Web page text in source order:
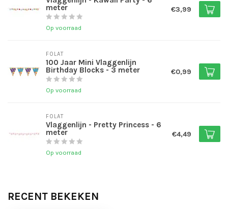
meter
Op voorraad
€3,99
FOLAT
100 Jaar Mini Vlaggenlijn
Birthday Blocks - 3 meter
Op voorraad
€0,99
FOLAT
Vlaggenlijn - Pretty Princess - 6
meter
Op voorraad
€4,49
RECENT BEKEKEN